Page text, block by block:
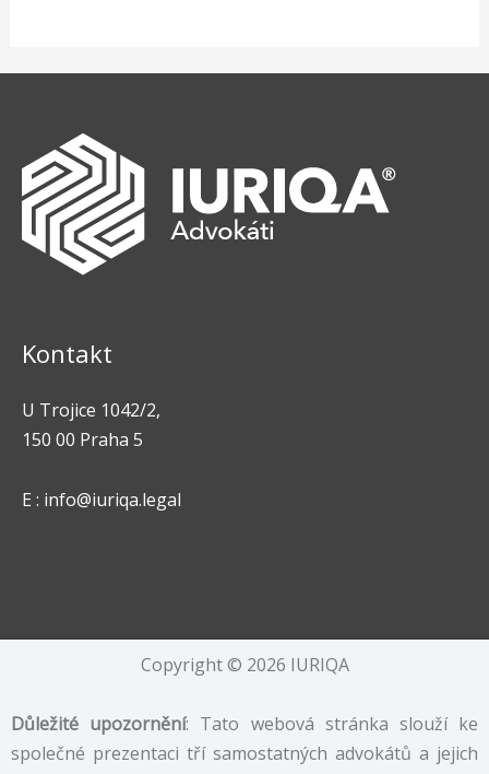
Kontakt
U Trojice 1042/2,
150 00 Praha 5
E : info@iuriqa.legal
Copyright © 2026 IURIQA
Důležité upozornění: Tato webová stránka slouží ke
společné prezentaci tří samostatných advokátů a jejich